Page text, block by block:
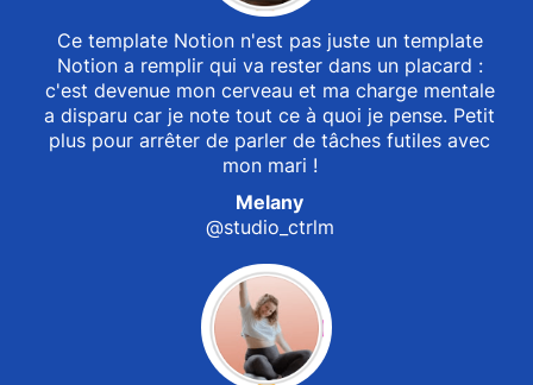
Ce template Notion n'est pas juste un template
Notion a remplir qui va rester dans un placard :
c'est devenue mon cerveau et ma charge mentale
a disparu car je note tout ce à quoi je pense. Petit
plus pour arrêter de parler de tâches futiles avec
mon mari !
Melany
@studio_ctrlm